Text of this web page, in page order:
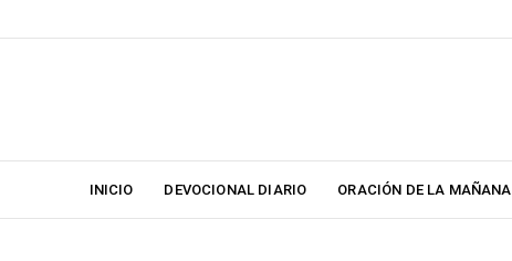
to
INICIO DEVOCIONAL DIARIO ORACIÓN DE LA MAÑANA